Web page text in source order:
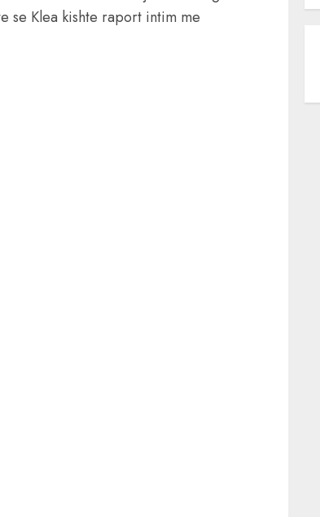
se Klea kishte raport intim me